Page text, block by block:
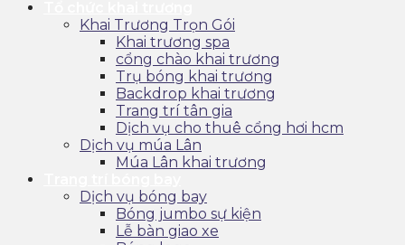
Khai Trương Trọn Gói
Khai trương spa
cổng chào khai trương
Trụ bóng khai trương
Backdrop khai trương
Trang trí tân gia
Dịch vụ cho thuê cổng hơi hcm
Dịch vụ múa Lân
Múa Lân khai trương
Dịch vụ bóng bay
Bóng jumbo sự kiện
Lễ bàn giao xe